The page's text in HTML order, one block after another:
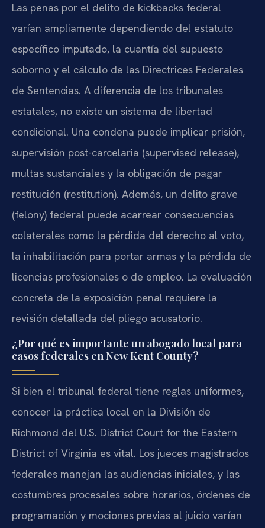
Las penas por el delito de kickbacks federal
varían ampliamente dependiendo del estatuto
específico imputado, la cuantía del supuesto
soborno y el cálculo de las Directrices Federales
de Sentencias. A diferencia de los tribunales
estatales, no existe un sistema de libertad
condicional. Una condena puede implicar prisión,
supervisión post-carcelaria (supervised release),
multas sustanciales y la obligación de pagar
restitución (restitution). Además, un delito grave
(felony) federal puede acarrear consecuencias
colaterales como la pérdida del derecho al voto,
la inhabilitación para portar armas y la pérdida de
licencias profesionales o de empleo. La evaluación
concreta de la exposición penal requiere la
revisión detallada del pliego acusatorio.
¿Por qué es importante un abogado local para
casos federales en New Kent County?
Si bien el tribunal federal tiene reglas uniformes,
conocer la práctica local en la División de
Richmond del U.S. District Court for the Eastern
District of Virginia es vital. Los jueces magistrados
federales manejan las audiencias iniciales, y las
costumbres procesales sobre horarios, órdenes de
programación y mociones previas al juicio varían